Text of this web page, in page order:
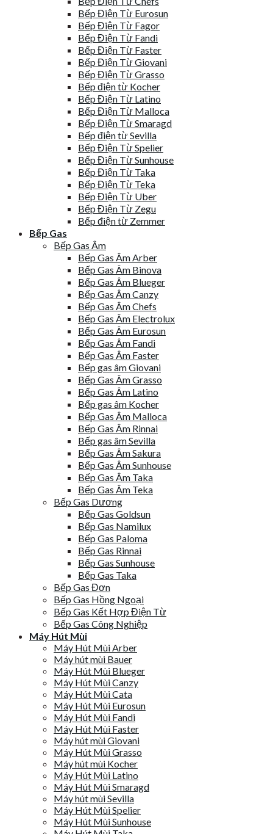
Bếp Điện Từ Eurosun
Bếp Điện Từ Fagor
Bếp Điện Từ Fandi
Bếp Điện Từ Faster
Bếp Điện Từ Giovani
Bếp Điện Từ Grasso
Bếp điện từ Kocher
Bếp Điện Từ Latino
Bếp Điện Từ Malloca
Bếp Điện Từ Smaragd
Bếp điện từ Sevilla
Bếp Điện Từ Spelier
Bếp Điện Từ Sunhouse
Bếp Điện Từ Taka
Bếp Điện Từ Teka
Bếp Điện Từ Uber
Bếp Điện Từ Zegu
Bếp điện từ Zemmer
Bếp Gas
Bếp Gas Âm
Bếp Gas Âm Arber
Bếp Gas Âm Binova
Bếp Gas Âm Blueger
Bếp Gas Âm Canzy
Bếp Gas Âm Chefs
Bếp Gas Âm Electrolux
Bếp Gas Âm Eurosun
Bếp Gas Âm Fandi
Bếp Gas Âm Faster
Bếp gas âm Giovani
Bếp Gas Âm Grasso
Bếp Gas Âm Latino
Bếp gas âm Kocher
Bếp Gas Âm Malloca
Bếp Gas Âm Rinnai
Bếp gas âm Sevilla
Bếp Gas Âm Sakura
Bếp Gas Âm Sunhouse
Bếp Gas Âm Taka
Bếp Gas Âm Teka
Bếp Gas Dương
Bếp Gas Goldsun
Bếp Gas Namilux
Bếp Gas Paloma
Bếp Gas Rinnai
Bếp Gas Sunhouse
Bếp Gas Taka
Bếp Gas Đơn
Bếp Gas Hồng Ngoại
Bếp Gas Kết Hợp Điện Từ
Bếp Gas Công Nghiệp
Máy Hút Mùi
Máy Hút Mùi Arber
Máy hút mùi Bauer
Máy Hút Mùi Blueger
Máy Hút Mùi Canzy
Máy Hút Mùi Cata
Máy Hút Mùi Eurosun
Máy Hút Mùi Fandi
Máy Hút Mùi Faster
Máy hút mùi Giovani
Máy Hút Mùi Grasso
Máy hút mùi Kocher
Máy Hút Mùi Latino
Máy Hút Mùi Smaragd
Máy hút mùi Sevilla
Máy Hút Mùi Spelier
Máy Hút Mùi Sunhouse